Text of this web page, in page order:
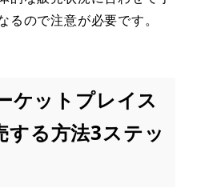
るので注意が必要です。
ケットプレイス
する方法3ステッ